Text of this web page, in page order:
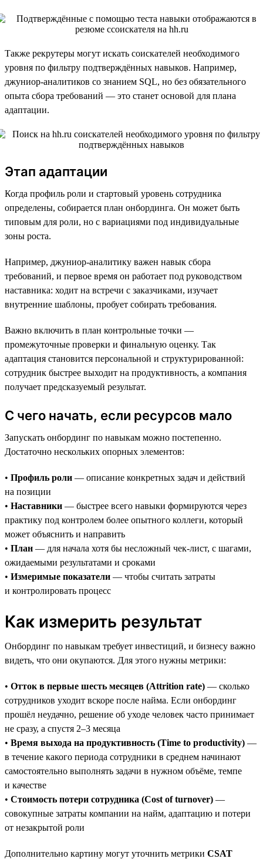
Также рекрутеры могут искать соискателей необходимого
уровня по фильтру подтверждённых навыков. Например,
джуниор-аналитиков со знанием SQL, но без обязательного
опыта сбора требований — это станет основой для плана
адаптации.
Этап адаптации
Когда профиль роли и стартовый уровень сотрудника
определены, собирается план онбординга. Он может быть
типовым для роли, но с вариациями под индивидуальные
зоны роста.
Например, джуниор-аналитику важен навык сбора
требований, и первое время он работает под руководством
наставника: ходит на встречи с заказчиками, изучает
внутренние шаблоны, пробует собирать требования.
Важно включить в план контрольные точки —
промежуточные проверки и финальную оценку. Так
адаптация становится персональной и структурированной:
сотрудник быстрее выходит на продуктивность, а компания
получает предсказуемый результат.
С чего начать, если ресурсов мало
Запускать онбординг по навыкам можно постепенно.
Достаточно нескольких опорных элементов:
• Профиль роли — описание конкретных задач и действий
на позиции
• Наставники — быстрее всего навыки формируются через
практику под контролем более опытного коллеги, который
может объяснить и направить
• План — для начала хотя бы несложный чек-лист, с шагами,
ожидаемыми результатами и сроками
• Измеримые показатели — чтобы считать затраты
и контролировать процесс
Как измерить результат
Онбординг по навыкам требует инвестиций, и бизнесу важно
видеть, что они окупаются. Для этого нужны метрики:
• Отток в первые шесть месяцев (Attrition rate) — сколько
сотрудников уходит вскоре после найма. Если онбординг
прошёл неудачно, решение об уходе человек часто принимает
не сразу, а спустя 2–3 месяца
• Время выхода на продуктивность (Time to productivity) —
в течение какого периода сотрудники в среднем начинают
самостоятельно выполнять задачи в нужном объёме, темпе
и качестве
• Стоимость потери сотрудника (Cost of turnover) —
совокупные затраты компании на найм, адаптацию и потери
от незакрытой роли
Дополнительно картину могут уточнить метрики CSAT